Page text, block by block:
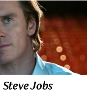
Steve Jobs